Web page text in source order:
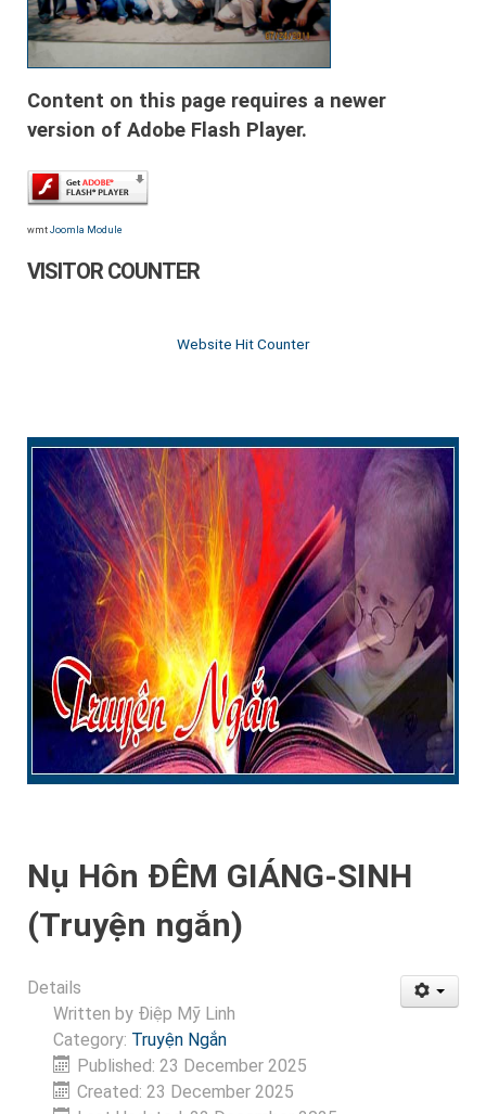
Content on this page requires a newer
version of Adobe Flash Player.
wmt Joomla Module
VISITOR COUNTER
Website Hit Counter
Nụ Hôn ĐÊM GIÁNG-SINH
(Truyện ngắn)
Details
Written by Điệp Mỹ Linh
Category: Truyện Ngắn
Published: 23 December 2025
Created: 23 December 2025